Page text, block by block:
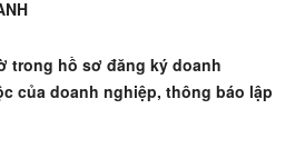
trong hồ sơ đăng ký doanh
của doanh nghiệp, thông báo lập